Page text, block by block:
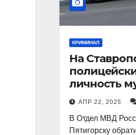
КРИМИНАЛ
На
личность
имущества
Пятигорске
АПР 22, 2025
В Отдел МВД
Пятигорску